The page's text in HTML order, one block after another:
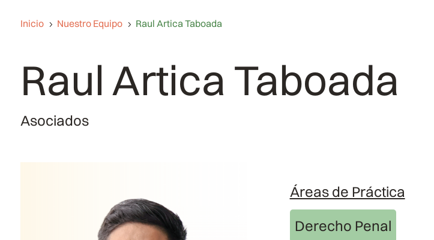
Inicio 5 Nuestro Equipo 5 Raul Artica Taboada
Raul Artica Taboada
Asociados
Áreas de Práctica
Derecho Penal